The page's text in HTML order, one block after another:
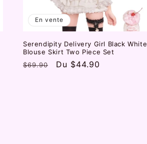
En vente
Serendipity Delivery Girl Black White
Blouse Skirt Two Piece Set
Prix
$69.90
Prix
Du $44.90